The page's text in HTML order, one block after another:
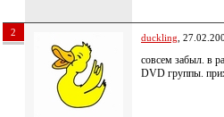
2 duckling ,
совсем забыл. в
DVD группы.